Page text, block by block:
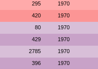
295 1970
420 1970
80 1970
429 1970
2785 1970
396 1970